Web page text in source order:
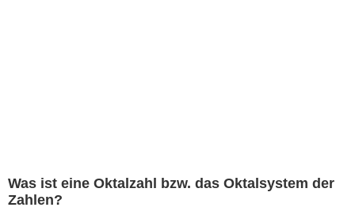
Was ist eine Oktalzahl bzw. das Oktalsystem der
Zahlen?